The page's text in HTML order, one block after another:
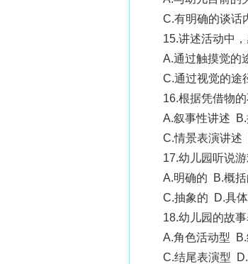
C.有明确的谈话
15.讲述活动中
A.通过触摸觉的
C.通过视觉的途
16.根据凭借物
A.叙事性讲述
C.情景表演讲述
17.幼儿园听说
A.明确的 B.概括
C.抽象的 D.具
18.幼儿园的故
A.角色活动型
C.结尾表演型